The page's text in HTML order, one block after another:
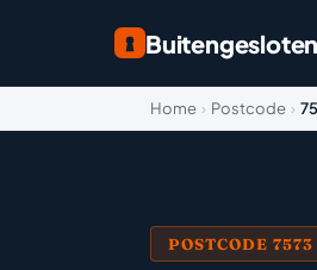
Home › Postcode ›
POSTCODE